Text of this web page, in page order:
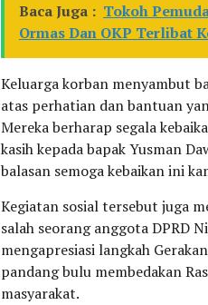
Baca Juga : Tokoh
Ormas Dan OKP Terlibat
Keluarga korban menyambut
atas perhatian dan bantuan
Mereka berharap segala
kasih kepada bapak Yusman
balasan semoga kebaikan ini
Kegiatan sosial tersebut juga
salah seorang anggota DPRD
mengapresiasi langkah
pandang bulu membedakan
masyarakat.